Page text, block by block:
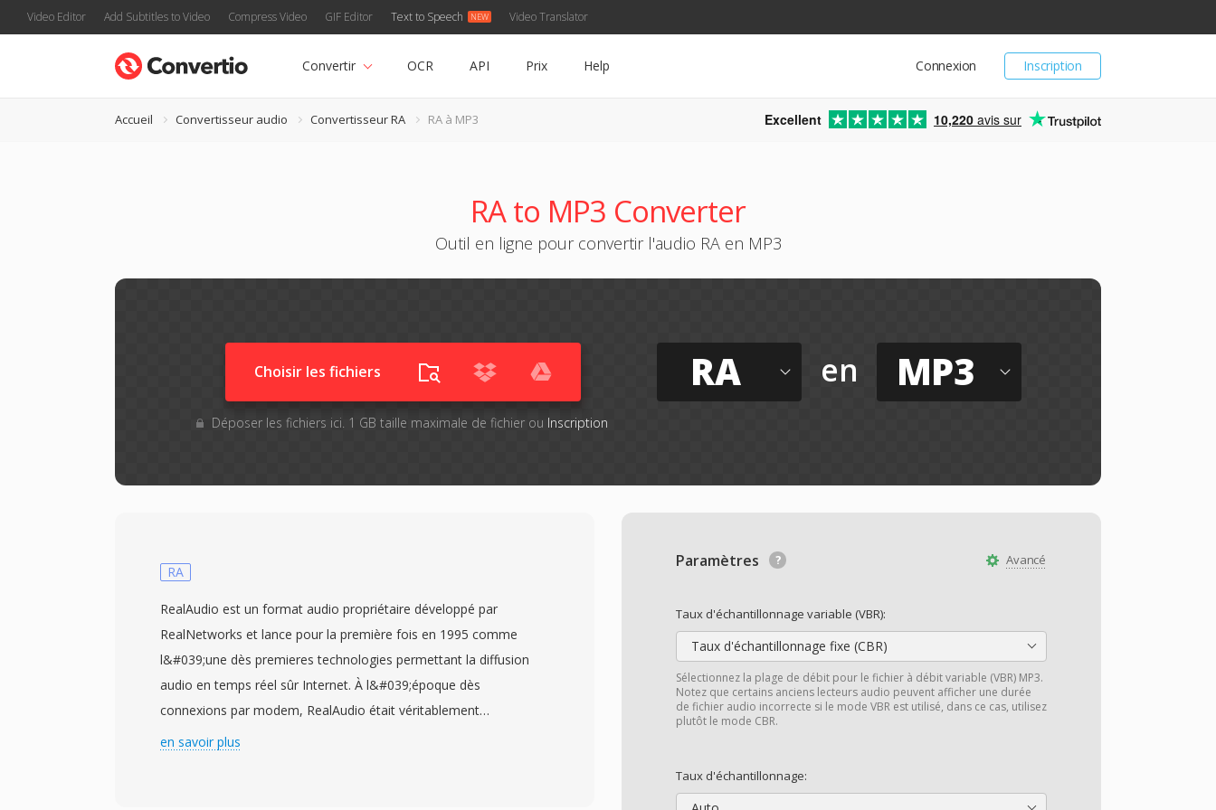
Video Editor Add Subtitles to Video Compress Video GIF Editor Text to Speech Video Translator
Inscription
Connexion
Convertir OCR API Prix Help
Accueil Convertisseur audio Convertisseur RA RA à MP3 Excellent 10,220 avis sur
RA to MP3 Converter
Outil en ligne pour convertir l'audio RA en MP3
Choisir les fichiers
Déposer les fichiers ici. 1 GB taille maximale de fichier ou Inscription
RA en MP3
Avancé
Paramètres
Taux d'échantillonnage variable (VBR):
Taux d'échantillonnage fixe (CBR)
Sélectionnez la plage de débit pour le fichier à débit variable (VBR) MP3.
Notez que certains anciens lecteurs audio peuvent afficher une durée
de fichier audio incorrecte si le mode VBR est utilisé, dans ce cas, utilisez
plutôt le mode CBR.
Taux d'échantillonnage:
RA
RealAudio est un format audio propriétaire développé par
RealNetworks et lance pour la première fois en 1995 comme
l&#039;une dès premieres technologies permettant la diffusion
audio en temps réel sûr Internet. À l&#039;époque dès
connexions par modem, RealAudio était véritablement
revolutionnaire — il permettait àux utilisateurs d&#039;ecouter
en savoir plus